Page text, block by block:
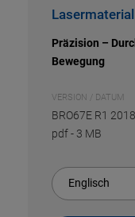
Präzision –
Bewegung
VERSION / DATUM
BRO67E R1
pdf- 3 MB
Englisch